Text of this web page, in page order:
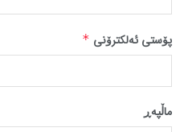
پۆستی ئەلکترۆنی *
ماڵپه‌ڕ